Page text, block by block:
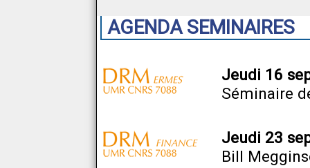
AGENDA SEMINAIRES
Jeudi 16
Séminaire
Jeudi 23
Bill